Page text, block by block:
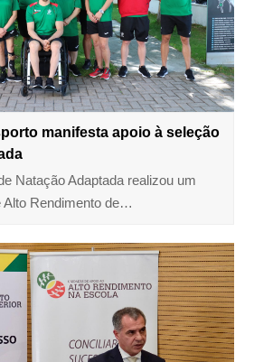
manifesta apoio à seleção
Natação Adaptada realizou um
Alto Rendimento de…